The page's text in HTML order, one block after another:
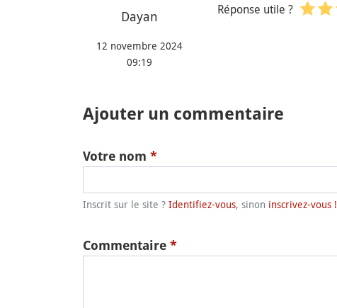
Dayan
12 novembre 2024
09:19
Réponse utile ?
Ajouter un commentaire
Votre nom *
Inscrit sur le site ? Identifiez-vous, sinon inscrivez-vous !
Commentaire *